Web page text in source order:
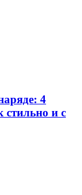
4
стильно и с